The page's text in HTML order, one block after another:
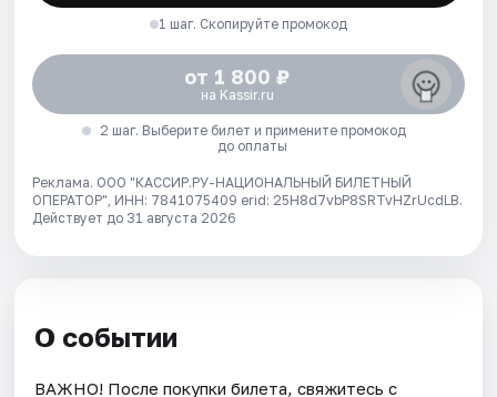
1 шаг. Скопируйте промокод
от 1 800 ₽
на Kassir.ru
2 шаг. Выберите билет и примените промокод
до оплаты
Реклама. ООО "КАССИР.РУ-НАЦИОНАЛЬНЫЙ БИЛЕТНЫЙ
ОПЕРАТОР", ИНН: 7841075409 erid: 25H8d7vbP8SRTvHZrUcdLB.
Действует до 31 августа 2026
О событии
ВАЖНО! После покупки билета, свяжитесь с